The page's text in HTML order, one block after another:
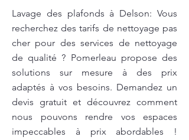
Lavage des plafonds à Delson: Vous
recherchez des tarifs de nettoyage pas
cher pour des services de nettoyage
de qualité ? Pomerleau propose des
solutions sur mesure à des prix
adaptés à vos besoins. Demandez un
devis gratuit et découvrez comment
nous pouvons rendre vos espaces
impeccables à prix abordables !